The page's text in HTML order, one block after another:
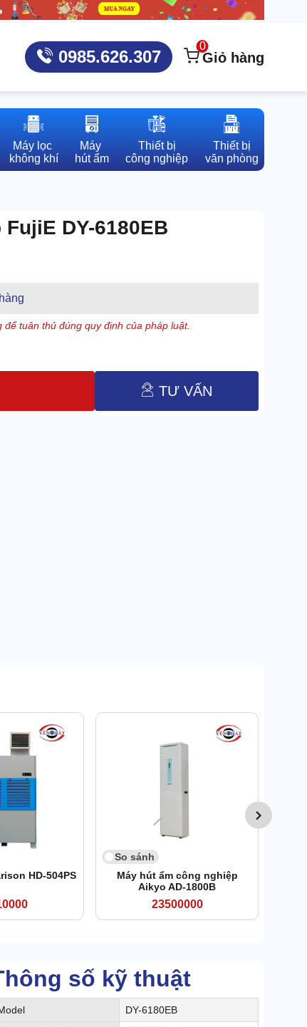
0985.626.307
0
Giỏ hàng
Máy lọc
không khí
Máy
hút ẩm
Thiết bị
công nghiệp
Thiết bị
văn phòng
DY-6180EB
tuân thủ đúng quy định của pháp luật.
TƯ VẤN
HD-504PS
So sánh
Máy hút ẩm công nghiệp
Aikyo AD-1800B
23500000
số kỹ thuật
DY-6180EB